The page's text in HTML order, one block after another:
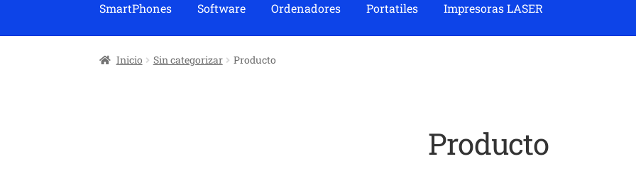
SmartPhones Software Ordenadores Portatiles Impresoras LASER
Inicio Sin categorizar Producto
Producto